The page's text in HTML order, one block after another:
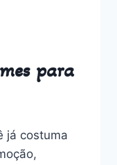
para
já costuma